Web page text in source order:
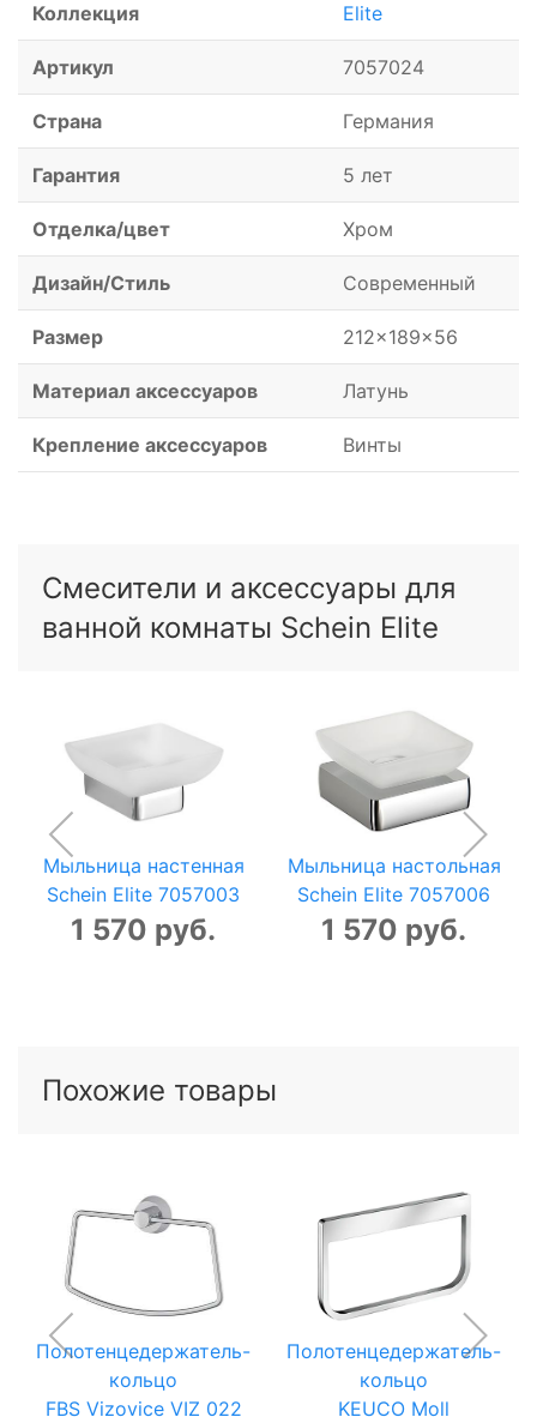
Коллекция Elite
Артикул 7057024
Страна Германия
Гарантия 5 лет
Отделка/цвет Хром
Дизайн/Стиль Современный
Размер 212x189x56
Материал аксессуаров Латунь
Крепление аксессуаров Винты
Смесители и аксессуары для
ванной комнаты Schein Elite
Мыльница настенная
Schein Elite 7057003
1 570 руб.
Мыльница настольная
Schein Elite 7057006
1 570 руб.
Похожие товары
Полотенцедержатель-
кольцо
FBS Vizovice VIZ 022
Полотенцедержатель-
кольцо
KEUCO Moll